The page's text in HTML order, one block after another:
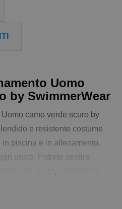
Uomo
by SwimmerWear
camo verde scuro by
e resistente costume
piscina e in allenamento.
unico. Potrete sentire
o costume da allenamento...
che usi per allenarti o